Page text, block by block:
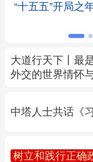
四川 贵
“十五五”开局之
大道行天下丨最
外交的世界情怀
中塔人士共话《
树立和践行正确